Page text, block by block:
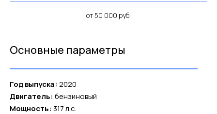
от 50 000 руб.
Основные параметры
Год выпуска: 2020
Двигатель: бензиновый
Мощность: 317 л.с.